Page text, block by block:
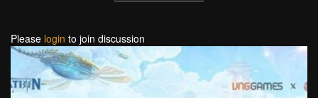
Please login to join discussion